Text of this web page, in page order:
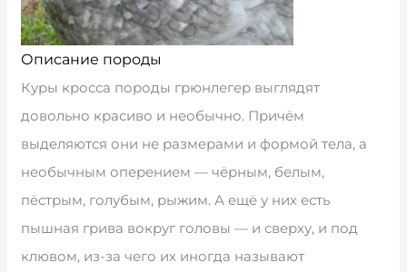
Описание породы
Куры кросса породы грюнлегер выглядят
довольно красиво и необычно. Причём
выделяются они не размерами и формой тела, а
необычным оперением — чёрным, белым,
пёстрым, голубым, рыжим. А ещё у них есть
пышная грива вокруг головы — и сверху, и под
клювом, из-за чего их иногда называют